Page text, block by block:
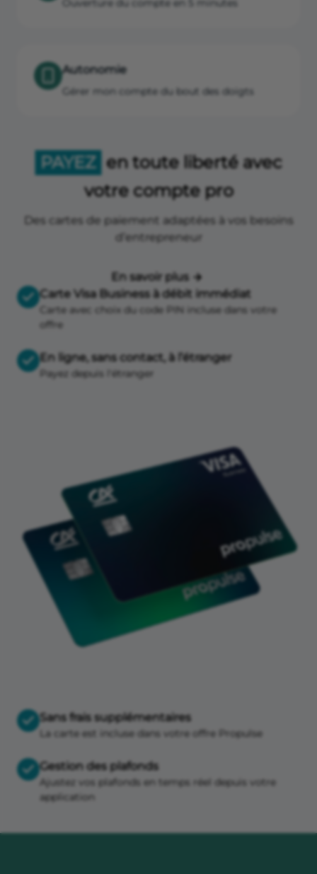
Ouverture du compte en 5 minutes
Autonomie
Gérer mon compte du bout des doigts
PAYEZ en toute liberté avec
votre compte pro
Des cartes de paiement adaptées à vos besoins
d’entrepreneur
En savoir plus
Carte Visa Business à débit immédiat
Carte avec choix du code PIN incluse dans votre
offre
En ligne, sans contact, à l’étranger
Payez depuis l'étranger
Sans frais supplémentaires
La carte est incluse dans votre offre Propulse
Gestion des plafonds
Ajustez vos plafonds en temps réel depuis votre
application